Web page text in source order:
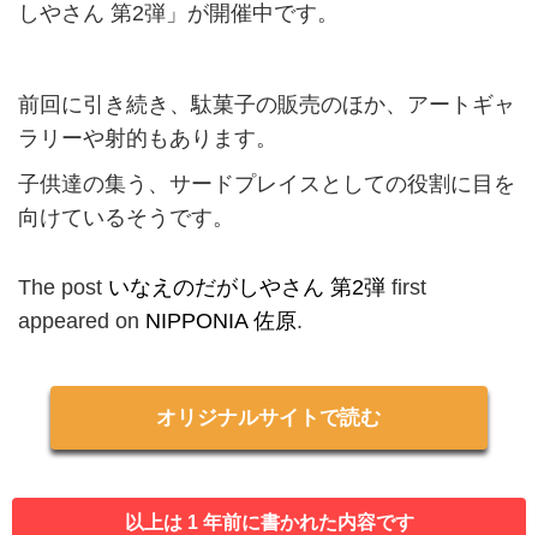
しやさん 第2弾」が開催中です。
前回に引き続き、駄菓子の販売のほか、アートギャ
ラリーや射的もあります。
子供達の集う、サードプレイスとしての役割に目を
向けているそうです。
The post いなえのだがしやさん 第2弾 first
appeared on NIPPONIA 佐原.
オリジナルサイトで読む
以上は 1 年前に書かれた内容です